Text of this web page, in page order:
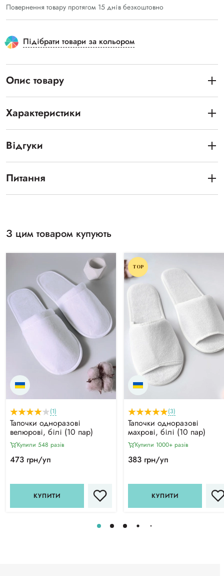
Повернення товару протягом 15 днів безкоштовно
Підібрати товари за кольором
Опис товару
Характеристики
Відгуки
Питання
З цим товаром купують
(1)
Тапочки одноразові
велюрові, білі (10 пар)
Купили 548 разiв
473 грн/уп
КУПИТИ
TOP
(3)
Тапочки одноразові
махрові, білі (10 пар)
Купили 1000+ разiв
383 грн/уп
КУПИТИ